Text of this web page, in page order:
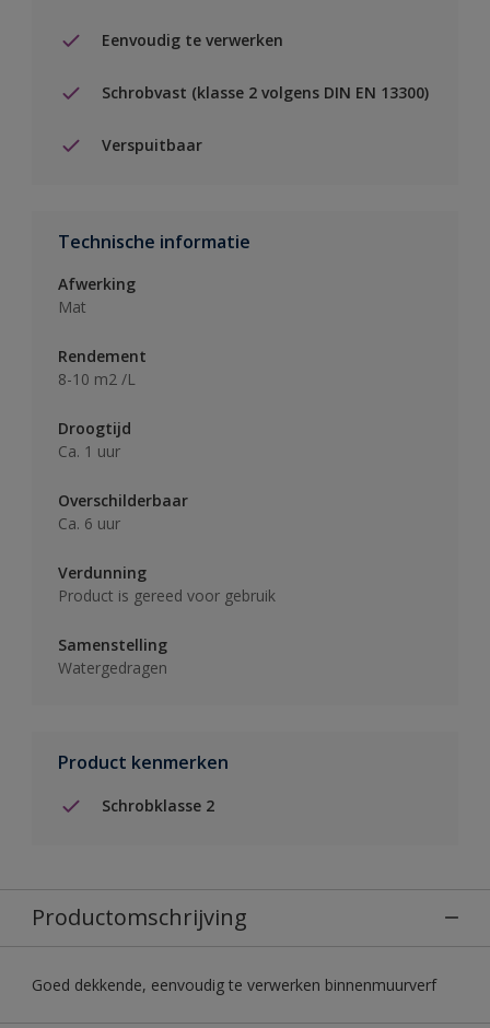
Eenvoudig te verwerken
Schrobvast (klasse 2 volgens DIN EN 13300)
Verspuitbaar
Technische informatie
Afwerking
Mat
Rendement
8-10 m2 /L
Droogtijd
Ca. 1 uur
Overschilderbaar
Ca. 6 uur
Verdunning
Product is gereed voor gebruik
Samenstelling
Watergedragen
Product kenmerken
Schrobklasse 2
Productomschrijving
Goed dekkende, eenvoudig te verwerken binnenmuurverf